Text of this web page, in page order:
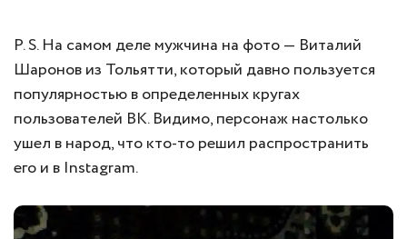
P. S. На самом деле мужчина на фото — Виталий
Шаронов из Тольятти, который давно пользуется
популярностью в определенных кругах
пользователей ВК. Видимо, персонаж настолько
ушел в народ, что кто-то решил распространить
его и в Instagram.